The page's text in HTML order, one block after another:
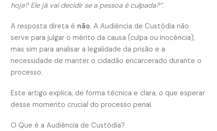
hoje? Ele já vai decidir se a pessoa é culpada?”.
A resposta direta é não. A Audiência de Custódia não
serve para julgar o mérito da causa (culpa ou inocência),
mas sim para analisar a legalidade da prisão e a
necessidade de manter o cidadão encarcerado durante o
processo.
Este artigo explica, de forma técnica e clara, o que esperar
desse momento crucial do processo penal.
O Que é a Audiência de Custódia?